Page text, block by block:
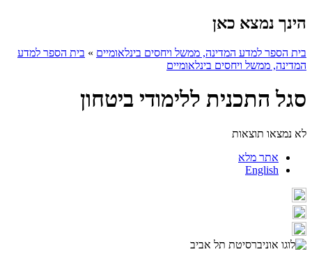
הינך נמצא כאן
בית הספר למדע המדינה, ממשל ויחסים בינלאומיים » בית הספר למדע
המדינה, ממשל ויחסים בינלאומיים
סגל התכנית ללימודי ביטחון
לא נמצאו תוצאות
אתר מלא
English